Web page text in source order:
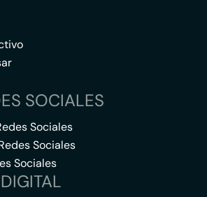
SOCIALES
Sociales
Sociales
Sociales